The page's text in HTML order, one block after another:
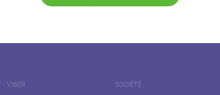
VIBER SOCIÉTÉ